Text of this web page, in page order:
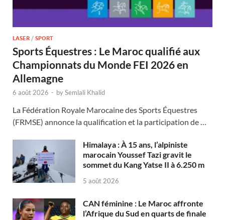
LASER / SPORT
Sports Équestres : Le Maroc qualifié aux
Championnats du Monde FEI 2026 en
Allemagne
6 août 2026 - bySemlali Khalid
La Fédération Royale Marocaine des Sports Équestres
(FRMSE) annonce la qualification et la participation de …
Himalaya : À 15 ans, l’alpiniste
marocain Youssef Tazi gravit le
sommet du Kang Yatse II à 6.250 m
5 août 2026
CAN féminine : Le Maroc affronte
l’Afrique du Sud en quarts de finale